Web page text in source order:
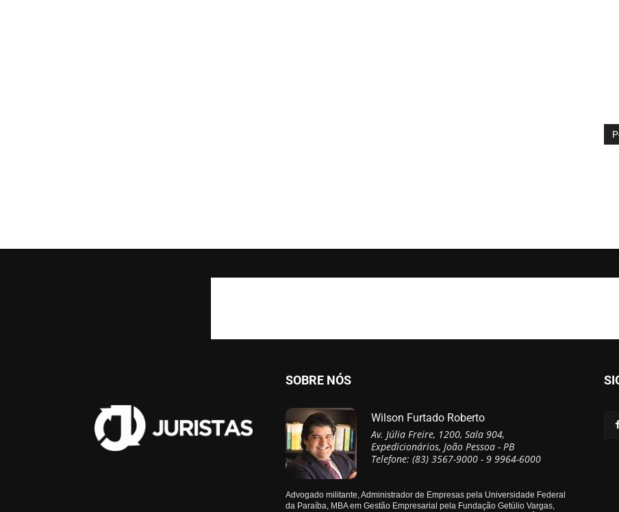
SOBRE NÓS
Wilson Furtado Roberto
Av. Júlia Freire, 1200, Sala 904,
Expedicionários, João Pessoa - PB
Telefone: (83) 3567-9000 - 9 9964-6000
Advogado militante, Administrador de Empresas pela Universidade Federal
da Paraíba, MBA em Gestão Empresarial pela Fundação Getúlio Vargas,